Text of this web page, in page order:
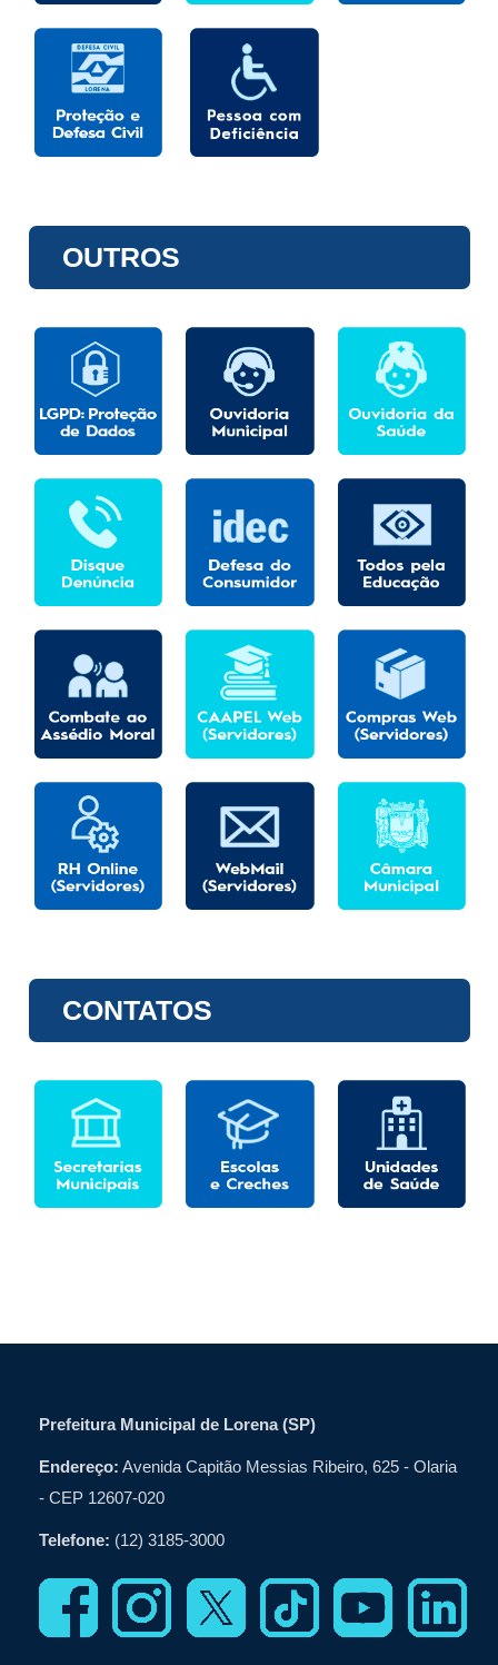
OUTROS
CONTATOS
Prefeitura Municipal de Lorena (SP)
Endereço: Avenida Capitão Messias Ribeiro, 625 - Olaria
- CEP 12607-020
Telefone: (12) 3185-3000